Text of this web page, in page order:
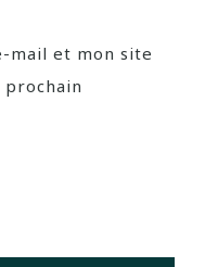
mail et mon site